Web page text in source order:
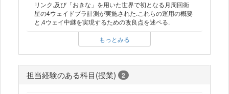
リンク,及び「おきな」を用いた世界で初となる月周回衛
星の4ウェイドプラ計測が実施された.これらの運用の概要
と,4ウェイ中継を実現するための改良点を述ペる.
もっとみる
担当経験のある科目(授業) 2